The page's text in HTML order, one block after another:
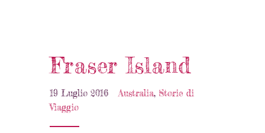
Fraser Island
19 Luglio 2016 Australia, Storie di
Viaggio